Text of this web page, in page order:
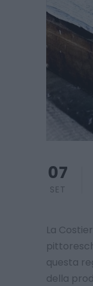
07
SET
La
questa
della